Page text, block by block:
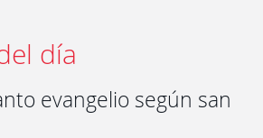
día
evangelio según san